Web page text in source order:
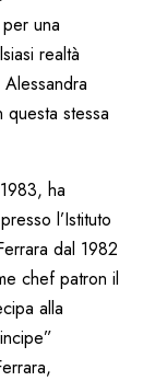
una
realtà
stessa
ha
l’Istituto
dal 1982
chef patron il
alla